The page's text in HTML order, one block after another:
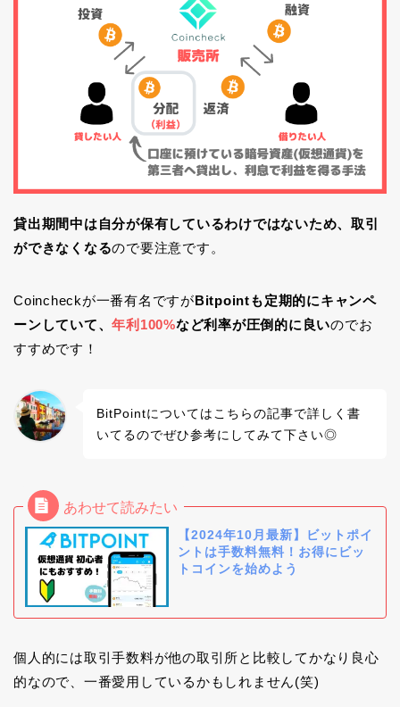
貸出期間中は自分が保有しているわけではないため、取引
ができなくなるので要注意です。
Coincheckが一番有名ですがBitpointも定期的にキャンペ
ーンしていて、年利100%など利率が圧倒的に良いのでお
すすめです！
BitPointについてはこちらの記事で詳しく書
いてるのでぜひ参考にしてみて下さい◎
【2024年10月最新】ビットポイ
ントは手数料無料！お得にビッ
トコインを始めよう
個人的には取引手数料が他の取引所と比較してかなり良心
的なので、一番愛用しているかもしれません(笑)